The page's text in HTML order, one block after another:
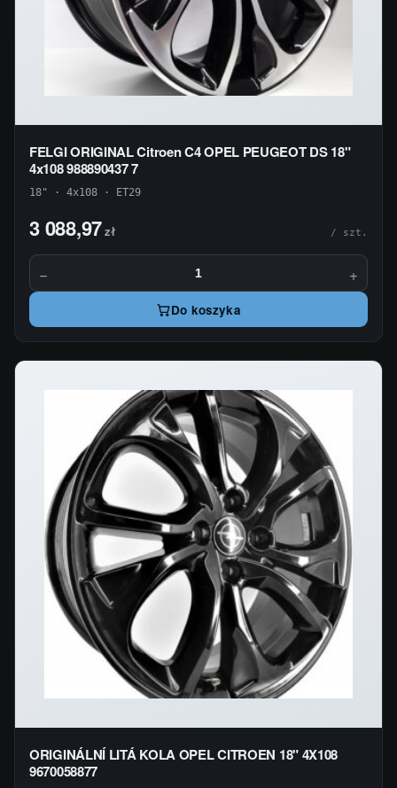
FELGI ORIGINAL Citroen C4 OPEL PEUGEOT DS 18"
4x108 988890437 7
18" · 4x108 · ET29
3 088,97zł / szt.
− +
Do koszyka
ORIGINÁLNÍ LITÁ KOLA OPEL CITROEN 18" 4X108
9670058877